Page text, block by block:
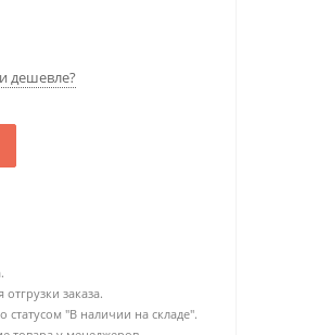
дешевле?
заказа.
статусом "В наличии на складе".